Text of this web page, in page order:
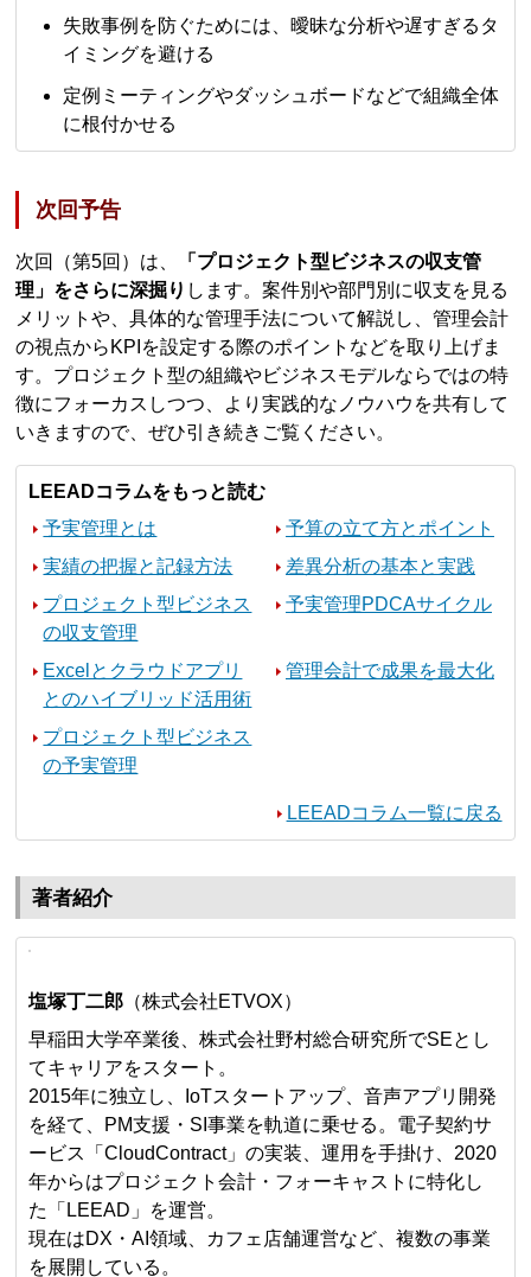
失敗事例を防ぐためには、曖昧な分析や遅すぎるタ
イミングを避ける
定例ミーティングやダッシュボードなどで組織全体
に根付かせる
次回予告
次回（第5回）は、
「プロジェクト型ビジネスの収支管
理」をさらに深掘り します。案件別や部門別に収支を見る
メリットや、具体的な管理手法について解説し、管理会計
の視点からKPIを設定する際のポイントなどを取り上げま
す。プロジェクト型の組織やビジネスモデルならではの特
徴にフォーカスしつつ、より実践的なノウハウを共有して
いきますので、ぜひ引き続きご覧ください。
LEEADコラムをもっと読む
予実管理とは
予算の立て方とポイント
実績の把握と記録方法
差異分析の基本と実践
プロジェクト型ビジネス
の収支管理
予実管理PDCAサイクル
Excelとクラウドアプリ
とのハイブリッド活用術
管理会計で成果を最大化
プロジェクト型ビジネス
の予実管理
LEEADコラム一覧に戻る
著者紹介
塩塚丁二郎 （株式会社ETVOX）
早稲田大学卒業後、株式会社野村総合研究所でSEとし
てキャリアをスタート。
2015年に独立し、IoTスタートアップ、音声アプリ開発
を経て、PM支援・SI事業を軌道に乗せる。電子契約サ
ービス「CloudContract」の実装、運用を手掛け、2020
年からはプロジェクト会計・フォーキャストに特化し
た「LEEAD」を運営。
現在はDX・AI領域、カフェ店舗運営など、複数の事業
を展開している。